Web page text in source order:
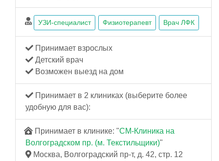
УЗИ-специалист Физиотерапевт Врач ЛФК
Принимает взрослых
Детский врач
Возможен выезд на дом
Принимает в 2 клиниках (выберите более
удобную для вас):
Принимает в клинике: "СМ-Клиника на
Волгоградском пр. (м. Текстильщики)"
Москва, Волгоградский пр-т, д. 42, стр. 12